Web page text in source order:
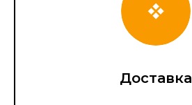
Доставка